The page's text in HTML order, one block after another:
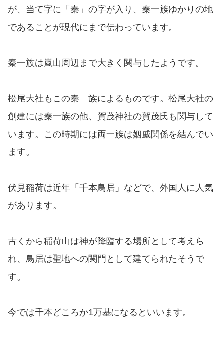
が、当て字に「秦」の字が入り、秦一族ゆかりの地
であることが現代にまで伝わっています。
秦一族は嵐山周辺まで大きく関与したようです。
松尾大社もこの秦一族によるものです。松尾大社の
創建には秦一族の他、賀茂神社の賀茂氏も関与して
います。この時期には両一族は姻戚関係を結んでい
ます。
伏見稲荷は近年「千本鳥居」などで、外国人に人気
があります。
古くから稲荷山は神が降臨する場所として考えら
れ、鳥居は聖地への関門として建てられたそうで
す。
今では千本どころか1万基になるといいます。